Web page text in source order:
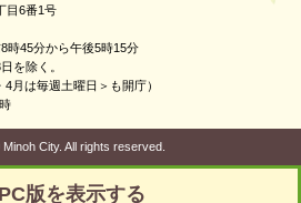
目6番1号
時45分から午後5時15分
を除く。
月は毎週土曜日＞も開庁）
Minoh City. All rights reserved.
PC版を表示する